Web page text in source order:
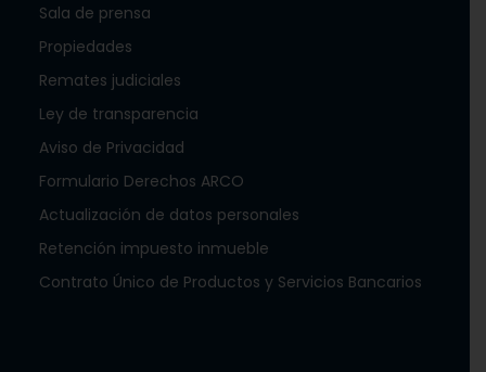
Sala de prensa
Propiedades
Remates judiciales
Ley de transparencia
Aviso de Privacidad
Formulario Derechos ARCO
Actualización de datos personales
Retención impuesto inmueble
Contrato Único de Productos y Servicios Bancarios